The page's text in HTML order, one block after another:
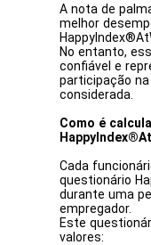
A nota de
melhor
No entanto,
confiável e
participação
considerada.
Como é
Cada
questionário
durante uma
empregador.
Este
valores: